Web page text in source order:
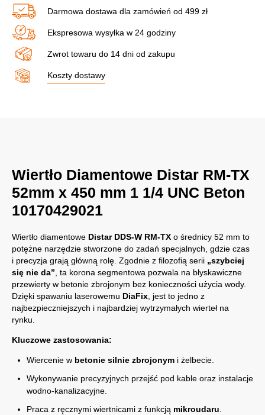
Darmowa dostawa dla zamówień od 499 zł
Ekspresowa wysyłka w 24 godziny
Zwrot towaru do 14 dni od zakupu
Koszty dostawy
Wiertło Diamentowe Distar RM-TX
52mm x 450 mm 1 1/4 UNC Beton
10170429021
Wiertło diamentowe Distar DDS-W RM-TX o średnicy 52 mm to
potężne narzędzie stworzone do zadań specjalnych, gdzie czas
i precyzja grają główną rolę. Zgodnie z filozofią serii „szybciej
się nie da”, ta korona segmentowa pozwala na błyskawiczne
przewierty w betonie zbrojonym bez konieczności użycia wody.
Dzięki spawaniu laserowemu DiaFix, jest to jedno z
najbezpieczniejszych i najbardziej wytrzymałych wierteł na
rynku.
Kluczowe zastosowania:
Wiercenie w betonie silnie zbrojonym i żelbecie.
Wykonywanie precyzyjnych przejść pod kable oraz instalacje
wodno-kanalizacyjne.
Praca z ręcznymi wiertnicami z funkcją mikroudaru.